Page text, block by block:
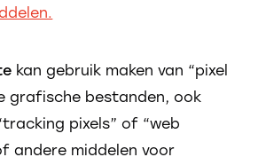
kan gebruik maken van “pixel
grafische bestanden, ook
pixels” of “web
andere middelen voor